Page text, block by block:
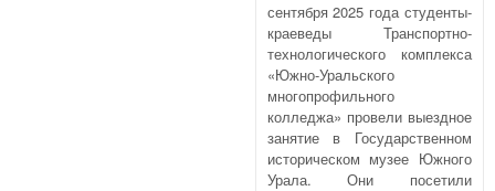
сентября 2025 года студенты-
краеведы Транспортно-
технологического комплекса
«Южно-Уральского
многопрофильного
колледжа» провели выездное
занятие в Государственном
историческом музее Южного
Урала. Они посетили